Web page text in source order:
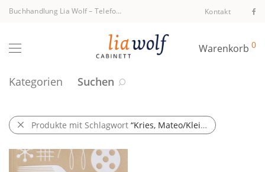
Buchhandlung Lia Wolf– Telefon +43 1 512 40 94 Kontakt
Warenkorb 0
Kategorien Suchen
Produkte mit Schlagwort “Kries, Mateo/Klein, Amelie/Clarke, Alison J.”